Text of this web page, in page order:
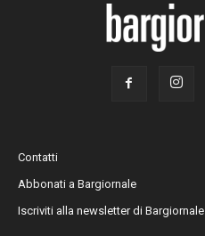
Contatti
Abbonati a Bargiornale
Iscriviti alla newsletter di Bargiornale